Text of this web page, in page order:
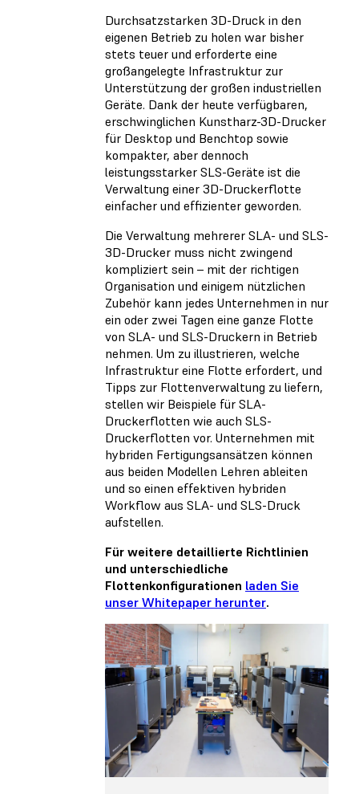
Durchsatzstarken 3D-Druck in den
eigenen Betrieb zu holen war bisher
stets teuer und erforderte eine
großangelegte Infrastruktur zur
Unterstützung der großen industriellen
Geräte. Dank der heute verfügbaren,
erschwinglichen Kunstharz-3D-Drucker
für Desktop und Benchtop sowie
kompakter, aber dennoch
leistungsstarker SLS-Geräte ist die
Verwaltung einer 3D-Druckerflotte
einfacher und effizienter geworden.
Die Verwaltung mehrerer SLA- und SLS-
3D-Drucker muss nicht zwingend
kompliziert sein – mit der richtigen
Organisation und einigem nützlichen
Zubehör kann jedes Unternehmen in nur
ein oder zwei Tagen eine ganze Flotte
von SLA- und SLS-Druckern in Betrieb
nehmen. Um zu illustrieren, welche
Infrastruktur eine Flotte erfordert, und
Tipps zur Flottenverwaltung zu liefern,
stellen wir Beispiele für SLA-
Druckerflotten wie auch SLS-
Druckerflotten vor. Unternehmen mit
hybriden Fertigungsansätzen können
aus beiden Modellen Lehren ableiten
und so einen effektiven hybriden
Workflow aus SLA- und SLS-Druck
aufstellen.
Für weitere detaillierte Richtlinien
und unterschiedliche
Flottenkonfigurationen laden Sie
unser Whitepaper herunter.